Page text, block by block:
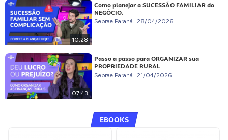
10:28
Como planejar a SUCESSÃO FAMILIAR do
NEGÓCIO.
Sebrae Paraná 28/04/2026
07:43
Passo a passo para ORGANIZAR sua
PROPRIEDADE RURAL
Sebrae Paraná 21/04/2026
EBOOKS